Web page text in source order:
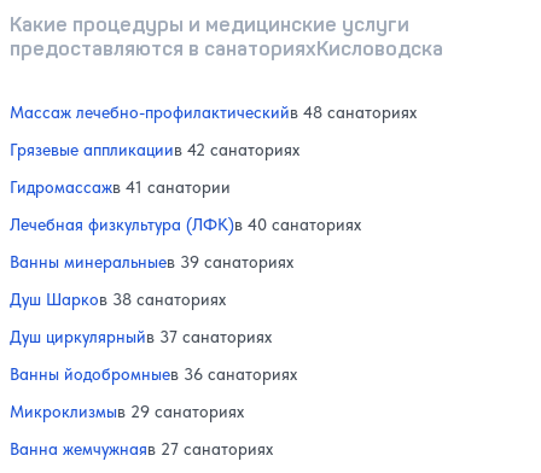
Какие процедуры и медицинские услуги
предоставляются в санаторияхКисловодска
Массаж лечебно-профилактическийв 48 санаториях
Грязевые аппликациив 42 санаториях
Гидромассажв 41 санатории
Лечебная физкультура (ЛФК)в 40 санаториях
Ванны минеральныев 39 санаториях
Душ Шарков 38 санаториях
Душ циркулярныйв 37 санаториях
Ванны йодобромныев 36 санаториях
Микроклизмыв 29 санаториях
Ванна жемчужнаяв 27 санаториях